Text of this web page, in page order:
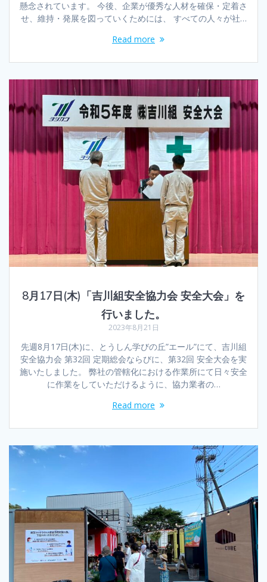
懸念されています。 今後、企業が優秀な人材を確保・定着さ
せ、維持・発展を図っていくためには、 すべての人々が社…
Read more
8月17日(木)「吉川組安全協力会 安全大会」を
行いました。
2023年8月21日
先週8月17日(木)に、とうしん学びの丘”エール”にて、吉川組
安全協力会 第32回 定期総会ならびに、第32回 安全大会を実
施いたしました。 弊社の管轄化における作業所にて日々安全
に作業をしていただけるように、協力業者の…
Read more